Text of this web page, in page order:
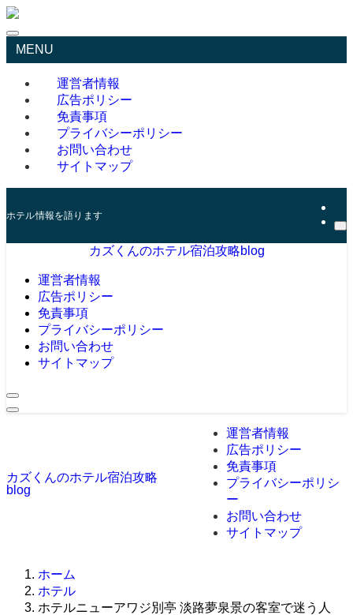
MENU
運営者情報
広告ポリシー
免責事項
プライバシーポリシー
お問い合わせ
サイトマップ
ホテル情報を語ります
カズくんのホテル宿泊攻略blog
運営者情報
広告ポリシー
免責事項
プライバシーポリシー
お問い合わせ
サイトマップ
カズくんのホテル宿泊攻略
blog
運営者情報
広告ポリシー
免責事項
プライバシーポリシ
ー
お問い合わせ
サイトマップ
ホーム
ホテル
ホテルニューアワジ別亭 淡路夢泉景の客室で迷う人